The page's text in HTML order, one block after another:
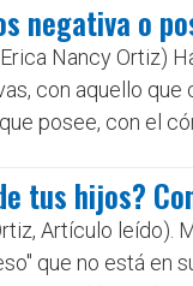
negativa o
Nancy Ortiz)
con aquello
posee, con el
tus hijos?
Artículo leído).
que no está en